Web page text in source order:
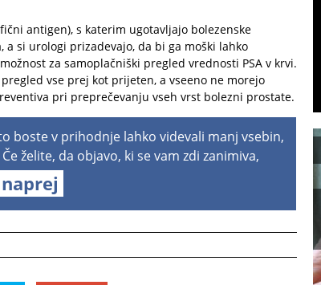
antigen), s katerim ugotavljajo bolezenske
si urologi prizadevajo, da bi ga moški lahko
za samoplačniški pregled vrednosti PSA v krvi.
vse prej kot prijeten, a vseeno ne morejo
pri preprečevanju vseh vrst bolezni prostate.
boste v prihodnje lahko videvali manj vsebin,
želite, da objavo, ki se vam zdi zanimiva,